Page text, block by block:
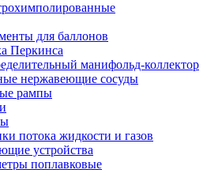
для баллонов
Перкинса
манифольд-коллектор
нержавеющие сосуды
рампы
потока жидкости и газов
устройства
поплавковые